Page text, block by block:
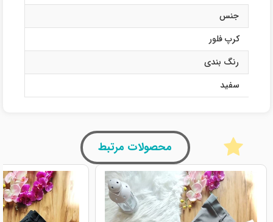
جنس
کرپ فلور
رنگ بندی
سفید
محصولات مرتبط